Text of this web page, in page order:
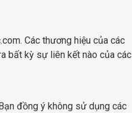
Các thương hiệu của các
bất kỳ sự liên kết nào của các
đồng ý không sử dụng các